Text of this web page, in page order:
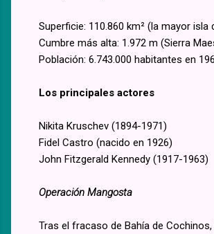
Superficie: 110.860 km² (la mayor isla
Cumbre más alta: 1.972 m (Sierra
Población: 6.743.000 habitantes en
Los principales actores
Nikita Kruschev (1894-1971)
Fidel Castro (nacido en 1926)
John Fitzgerald Kennedy (1917-1963)
Operación Mangosta
Tras el fracaso de Bahía de